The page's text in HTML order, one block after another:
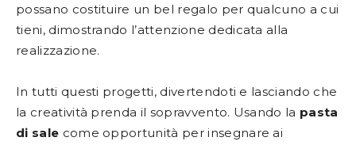
possano costituire un bel regalo per qualcuno a cui
tieni, dimostrando l’attenzione dedicata alla
realizzazione.
In tutti questi progetti, divertendoti e lasciando che
la creatività prenda il sopravvento. Usando la pasta
di sale come opportunità per insegnare ai